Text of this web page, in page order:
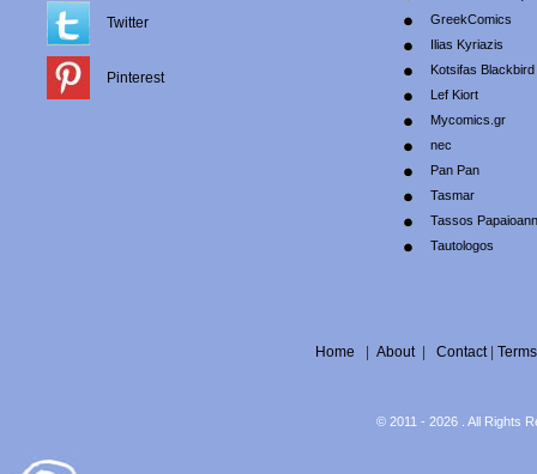
Twitter
Pinterest
GreekComics
Ilias Kyriazis
Kotsifas Blackbird
Lef Kiort
Mycomics.gr
nec
Pan Pan
Tasmar
Tassos
Tautologos
Home About| Contact| Terms
© 2011 - 2026 . All Rights